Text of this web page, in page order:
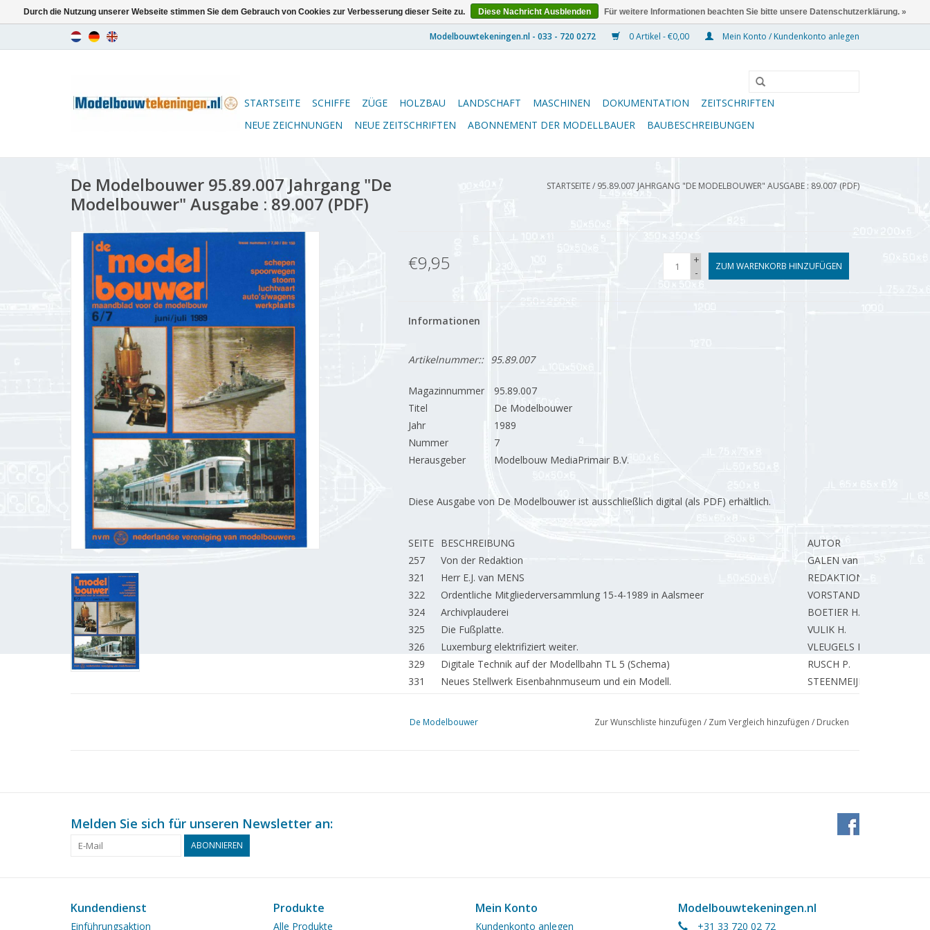
0 Artikel - €0,00 Mein Konto / Kundenkonto anlegen
STARTSEITE SCHIFFE ZÜGE HOLZBAU LANDSCHAFT MASCHINEN DOKUMENTATION
ZEITSCHRIFTEN
NEUE ZEICHNUNGEN
NEUE ZEITSCHRIFTEN ABONNEMENT DER MODELLBAUER BAUBESCHREIBUNGEN
De Modelbouwer 95.89.007 Jahrgang "De
Modelbouwer" Ausgabe : 89.007 (PDF)
STARTSEITE/ 95.89.007 JAHRGANG "DE MODELBOUWER" AUSGABE : 89.007 (PDF)
€9,95
+
-
ZUM WARENKORB HINZUFÜGEN
Informationen
Artikelnummer:: 95.89.007
Magazinnummer
95.89.007
Titel
De Modelbouwer
Jahr
1989
Nummer
7
Herausgeber
Modelbouw MediaPrimair B.V.
Diese Ausgabe von De Modelbouwer ist ausschließlich digital (als PDF) erhältlich.
SEITE BESCHREIBUNG
AUTOR
257
Von der Redaktion
GALEN van L.
321
Herr E.J. van MENS
REDAKTION.
322
Ordentliche Mitgliederversammlung 15-4-1989 in Aalsmeer
VORSTAND
324
Archivplauderei
BOETIER H.
325
Die Fußplatte.
VULIK H.
326
Luxemburg elektrifiziert weiter.
VLEUGELS M.
329
Digitale Technik auf der Modellbahn TL 5 (Schema)
RUSCH P.
331
Neues Stellwerk Eisenbahnmuseum und ein Modell.
STEENMEIJER A.
334
Reise in die Zukunft. Probetram in Rotterdam.
STEENMEIJER A.
ESVELDT J.
"Kitson-Meyer" 2-8 + 8 T TL 4 (Zeichnung)
MEIJER R.
Dampfmaschinen.
De Modelbouwer Zur Wunschliste hinzufügen / Zum Vergleich hinzufügen / Drucken
Melden Sie sich für unseren Newsletter an:
ABONNIEREN
Kundendienst
Einführungsaktion
Produkte
Alle Produkte
Mein Konto
Kundenkonto anlegen
Modelbouwtekeningen.nl
+31 33 720 02 72
Durch die Nutzung unserer Webseite stimmen Sie dem Gebrauch von Cookies zur Verbesserung dieser Seite zu. Diese Nachricht Ausblenden Für weitere Informationen beachten Sie bitte unsere Datenschutzerklärung. »